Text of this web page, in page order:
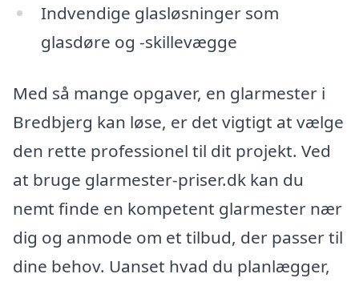
Indvendige glasløsninger som
glasdøre og -skillevægge
Med så mange opgaver, en glarmester i
Bredbjerg kan løse, er det vigtigt at vælge
den rette professionel til dit projekt. Ved
at bruge glarmester-priser.dk kan du
nemt finde en kompetent glarmester nær
dig og anmode om et tilbud, der passer til
dine behov. Uanset hvad du planlægger,